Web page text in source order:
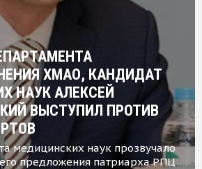
ХМАО, КАНДИДАТ
НАУК АЛЕКСЕЙ
ВЫСТУПИЛ ПРОТИВ
медицинских наук прозвучало
предложения патриарха РПЦ